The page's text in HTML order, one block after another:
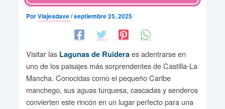
PorViajesdave/septiembre 25, 2025
Visitar las Lagunas de Ruideraes adentrarse en
uno de los paisajes más sorprendentes de Castilla-La
Mancha. Conocidas como el pequeño Caribe
manchego, sus aguas turquesa, cascadas y senderos
convierten este rincón en un lugar perfecto para una